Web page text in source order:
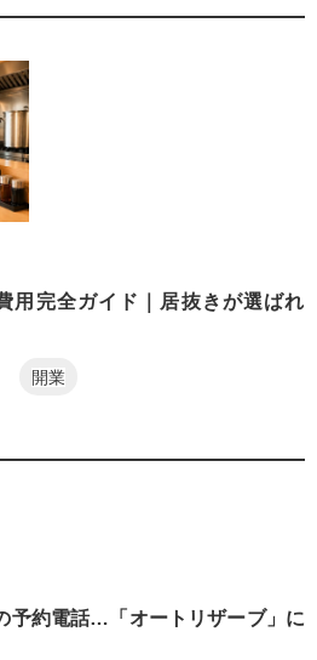
用完全ガイド｜居抜きが選ばれ
開業
予約電話…「オートリザーブ」に